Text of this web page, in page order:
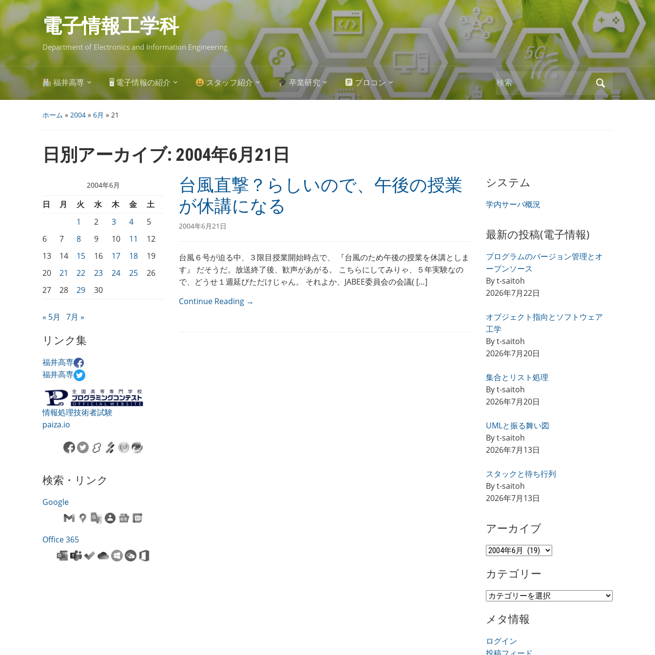
Skip
to
main
content 電子情報工学科
Department of Electronics and Information Engineering
福井高専 🖥 電子情報の紹介 スタッフ紹介 卒業研究 🅿 プロコン
Search
for:
ホーム » 2004 » 6月 » 21
日別アーカイブ: 2004年6月21日
2004年6月
日 月 火 水 木 金
土
1
2 3 4
5
6
7 8 9 10 11
12
13
14 15 16 17 18
19
20
21 22 23 24 25
26
27
28 29 30
« 5月 7月 »
リンク集
福井高専
福井高専
情報処理技術者試験
paiza.io
検索・リンク
Google
Office 365
台風直撃？らしいので、午後の授業
が休講になる
2004年6月21日
台風６号が迫る中、３限目授業開始時点で、 『台風のため午後の授業を休講としま
す』 だそうだ。放送終了後、歓声があがる。 こちらにしてみりゃ、５年実験なの
で、どうせ１週延びただけじゃん。 それよか、JABEE委員会の会議( […]
Continue Reading →
システム
学内サーバ概況
最新の投稿(電子情報)
プログラムのバージョン管理とオ
ープンソース
By t-saitoh
2026年7月22日
オブジェクト指向とソフトウェア
工学
By t-saitoh
2026年7月20日
集合とリスト処理
By t-saitoh
2026年7月20日
UMLと振る舞い図
By t-saitoh
2026年7月13日
スタックと待ち行列
By t-saitoh
2026年7月13日
アーカイブ
ア
カ
ブ
カテゴリー
カ
ゴ
ー
メタ情報
ログイン